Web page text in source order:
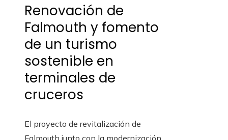
Renovación de
Falmouth y fomento
de un turismo
sostenible en
terminales de
cruceros
El proyecto de revitalización de